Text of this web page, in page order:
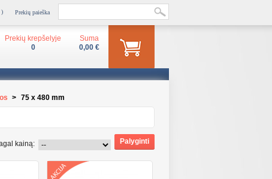
Prekių paieška
)
Suma
0,00 €
Prekių krepšelyje
0
> 75 x 480 mm
kainą: